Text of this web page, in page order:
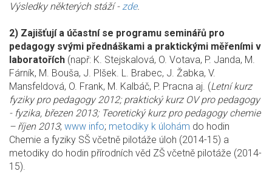
Výsledky některých stáží -zde.
2) Zajišťují a účastní se programu seminářů pro
pedagogy svými přednáškami a praktickými měřeními v
laboratořích (např: K. Stejskalová, O. Votava, P. Janda, M.
Fárník, M. Bouša, J. Plšek. L. Brabec, J. Žabka, V.
Mansfeldová, O. Frank, M. Kalbáč, P. Pracna aj. (Letní kurz
fyziky pro pedagogy 2012; praktický kurz OV pro pedagogy
- fyzika, březen 2013; Teoretický kurz pro pedagogy chemie
– říjen 2013; www info; metodiky k úlohám do hodin
Chemie a fyziky SŠ včetně pilotáže úloh (2014-15) a
metodiky do hodin přírodních věd ZŠ včetně pilotáže (2014-
15).